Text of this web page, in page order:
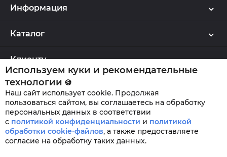
Информация
Каталог
Клиенту
QWERTYGIFTS © 2026
Используем куки и рекомендательные
технологии 🍪
Наш сайт использует cookie. Продолжая
пользоваться сайтом, вы соглашаетесь на обработку
персональных данных в соответствии
с политикой конфиденциальности и политикой
обработки cookie-файлов, а также предоставляете
согласие на обработку таких данных.